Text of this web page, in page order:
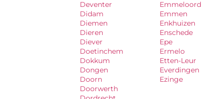
Deventer
Didam
Diemen
Dieren
Diever
Doetinchem
Dokkum
Dongen
Doorn
Doorwerth
Emmeloord
Emmen
Enkhuizen
Enschede
Epe
Ermelo
Etten-Leur
Everdingen
Ezinge